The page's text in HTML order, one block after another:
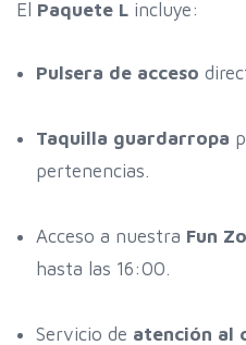
El Paquete L incluye:
Pulsera de acceso
Taquilla guardarropa
pertenencias.
Acceso a nuestra Fun
hasta las 16:00.
Servicio de atención al